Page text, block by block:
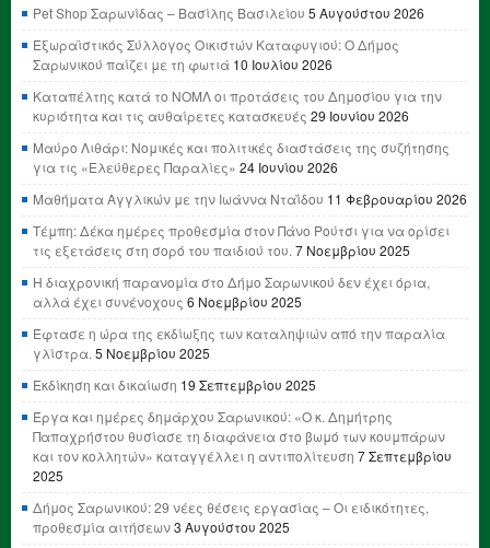
Pet Shop Σαρωνίδας – Βασίλης Βασιλείου 5 Αυγούστου 2026
Εξωραϊστικός Σύλλογος Οικιστών Καταφυγιού: Ο Δήμος
Σαρωνικού παίζει με τη φωτιά 10 Ιουλίου 2026
Καταπέλτης κατά το ΝΟΜΛ οι προτάσεις του Δημοσίου για την
κυριότητα και τις αυθαίρετες κατασκευές 29 Ιουνίου 2026
Μαύρο Λιθάρι: Νομικές και πολιτικές διαστάσεις της συζήτησης
για τις «Ελεύθερες Παραλίες» 24 Ιουνίου 2026
Μαθήματα Αγγλικών με την Ιωάννα Νταΐδου 11 Φεβρουαρίου 2026
Τέμπη: Δέκα ημέρες προθεσμία στον Πάνο Ρούτσι για να ορίσει
τις εξετάσεις στη σορό του παιδιού του.7 Νοεμβρίου 2025
Η διαχρονική παρανομία στο Δήμο Σαρωνικού δεν έχει όρια,
αλλά έχει συνένοχους 6 Νοεμβρίου 2025
Έφτασε η ώρα της εκδίωξης των καταληψιών από την παραλία
γλίστρα.5 Νοεμβρίου 2025
Εκδίκηση και δικαίωση 19 Σεπτεμβρίου 2025
Έργα και ημέρες δημάρχου Σαρωνικού: «Ο κ. Δημήτρης
Παπαχρήστου θυσίασε τη διαφάνεια στο βωμό των κουμπάρων
και τον κολλητών» καταγγέλλει η αντιπολίτευση 7 Σεπτεμβρίου
2025
Δήμος Σαρωνικού: 29 νέες θέσεις εργασίας – Οι ειδικότητες,
προθεσμία αιτήσεων3 Αυγούστου 2025